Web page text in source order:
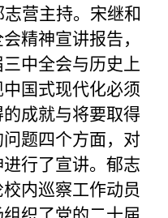
营主持。宋继和
精神宣讲报告，
中全会与历史上
国式现代化必须
成就与将要取得
题四个方面，对
行了宣讲。郁志
内巡察工作动员